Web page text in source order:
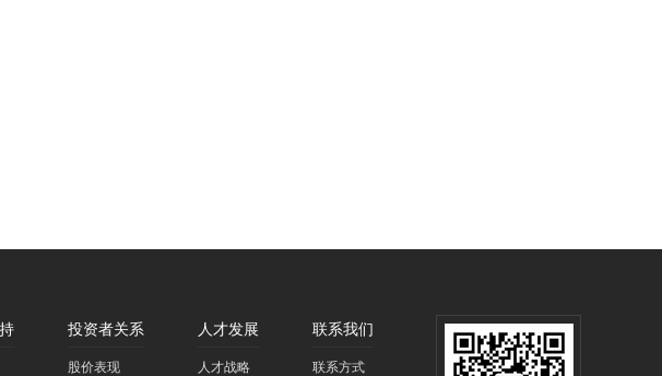
投资者关系
股价表现
人才发展
人才战略
联系我们
联系方式